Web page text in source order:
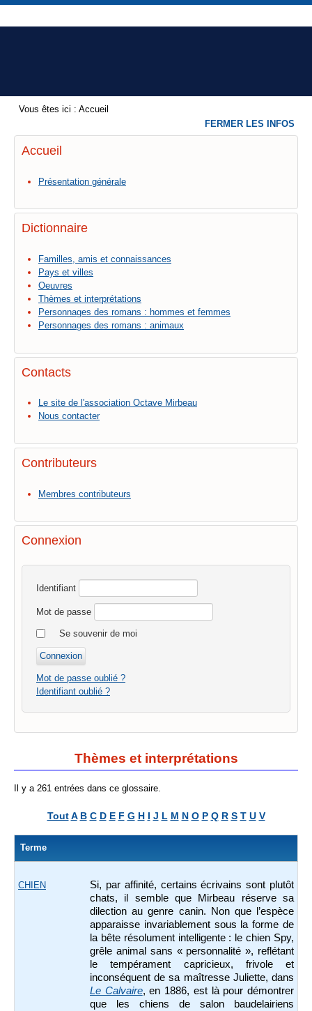
Vous êtes ici : Accueil
Accueil
Présentation générale
Dictionnaire
Familles, amis et connaissances
Pays et villes
Oeuvres
Thèmes et interprétations
Personnages des romans : hommes et femmes
Personnages des romans : animaux
Contacts
Le site de l'association Octave Mirbeau
Nous contacter
Contributeurs
Membres contributeurs
Connexion
Identifiant
Mot de passe
Se souvenir de moi
Mot de passe oublié ?
Identifiant oublié ?
Thèmes et interprétations
Il y a 261 entrées dans ce glossaire.
Tout A B C D E F G H I J L M N O P Q R S T U V
Terme
CHIEN
Si, par affinité, certains écrivains sont plutôt
chats, il semble que Mirbeau réserve sa
dilection au genre canin. Non que l’espèce
apparaisse invariablement sous la forme de
la bête résolument intelligente : le chien Spy,
grêle animal sans « personnalité », reflétant
le tempérament capricieux, frivole et
inconséquent de sa maîtresse Juliette, dans
Le Calvaire, en 1886, est là pour démontrer
que les chiens de salon baudelairiens
FERMER LES INFOS